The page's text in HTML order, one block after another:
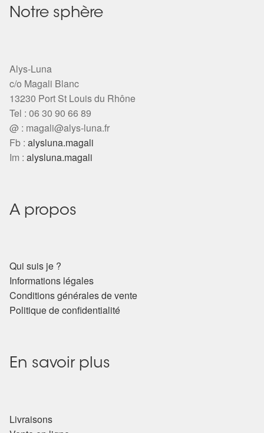
Sels de bain
Déco
Cadeaux de naissance
Ésotérisme : les pratiques spirituelles du monde invisible
Magie: Le Savoir des Sorcières
Les pierres en détail
Test — Quelle Gardienne ?
Notre sphère
Alys-Luna
c/o Magali Blanc
13230 Port St Louis du Rhône
Tel : 06 30 90 66 89
@ : magali@alys-luna.fr
Fb : alysluna.magali
Im : alysluna.magali
A propos
Qui suis je ?
Informations légales
Conditions générales de vente
Politique de confidentialité
En savoir plus
Livraisons